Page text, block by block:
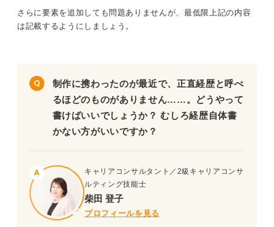
さらに要素を追加しても問題ありませんが、最低限上記の内容
は記載するようにしましょう。
制作に携わったのが最近で、正直経歴と呼べ
るほどのものがありません……。どうやって
書けばいいでしょうか？ むしろ経歴自体書
かない方がいいですか？
キャリアコンサルタント／2級キャリアコンサ
ルティング技能士
柴田 登子
プロフィールを見る